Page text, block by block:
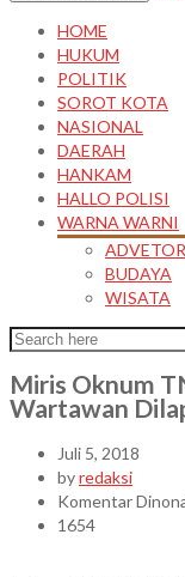
HOME
HUKUM
POLITIK
SOROT KOTA
NASIONAL
DAERAH
HANKAM
HALLO POLISI
WARNA WARNI
BUDAYA
WISATA
Miris Oknum
Wartawan
Juli 5, 2018
byredaksi
Komentar
1654